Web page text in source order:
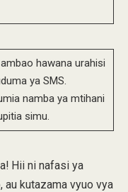
hawana urahisi
ya SMS.
namba ya mtihani
simu.
Hii ni nafasi ya
au kutazama vyuo vya